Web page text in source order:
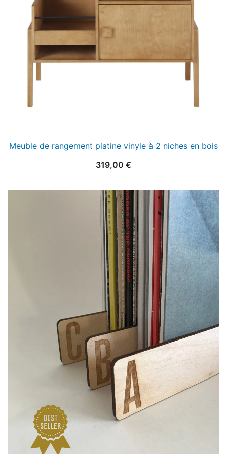
Meuble de rangement platine vinyle à 2 niches en bois
319,00 €